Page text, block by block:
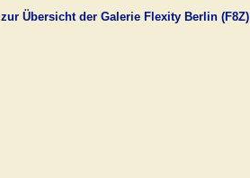
zur Übersicht der Galerie Flexity Berlin (F8Z)